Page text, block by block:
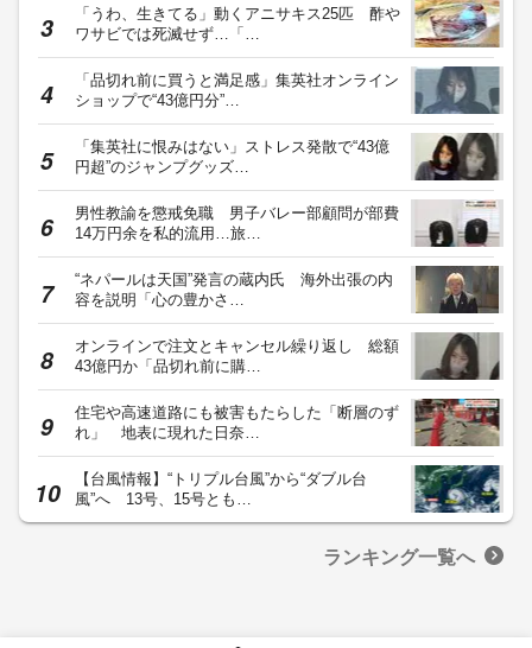
「うわ、生きてる」動くアニサキス25匹 酢や
ワサビでは死滅せず…「…
「品切れ前に買うと満足感」集英社オンライン
ショップで“43億円分”…
「集英社に恨みはない」ストレス発散で“43億
円超”のジャンプグッズ…
男性教諭を懲戒免職 男子バレー部顧問が部費
14万円余を私的流用…旅…
“ネパールは天国”発言の蔵内氏 海外出張の内
容を説明「心の豊かさ…
オンラインで注文とキャンセル繰り返し 総額
43億円か「品切れ前に購…
住宅や高速道路にも被害もたらした「断層のず
れ」 地表に現れた日奈…
【台風情報】“トリプル台風”から“ダブル台
風”へ 13号、15号とも…
ランキング一覧へ